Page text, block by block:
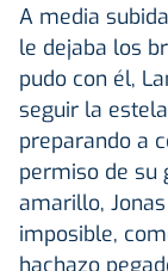
A media
le dejaba los
pudo con él,
seguir la
preparando a
permiso de su
amarillo,
imposible,
hachazo